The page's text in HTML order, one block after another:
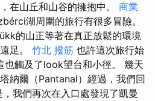
在山丘和山谷的擁抱中。 商業
湖周圍的旅行有很多冒險。
的山正等著在真正放鬆的環境
足。 竹北 撥筋 也許這次旅行始
也觸及了look望台和小徑。 幾天
納爾（Pantanal）經過，我們回
我們再次在入口處發現了凱曼